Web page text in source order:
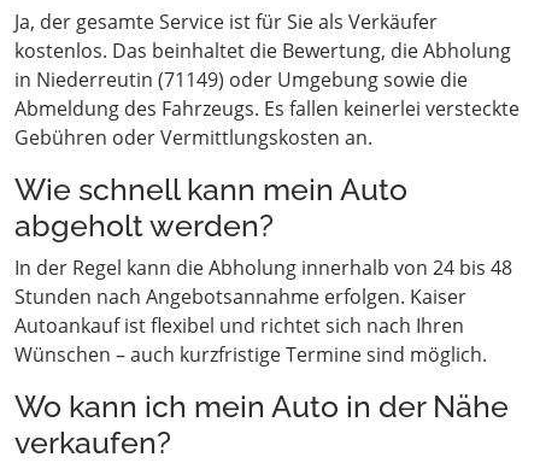
Ja, der gesamte Service ist für Sie als Verkäufer
kostenlos. Das beinhaltet die Bewertung, die Abholung
in Niederreutin (71149) oder Umgebung sowie die
Abmeldung des Fahrzeugs. Es fallen keinerlei versteckte
Gebühren oder Vermittlungskosten an.
Wie schnell kann mein Auto
abgeholt werden?
In der Regel kann die Abholung innerhalb von 24 bis 48
Stunden nach Angebotsannahme erfolgen. Kaiser
Autoankauf ist flexibel und richtet sich nach Ihren
Wünschen – auch kurzfristige Termine sind möglich.
Wo kann ich mein Auto in der Nähe
verkaufen?